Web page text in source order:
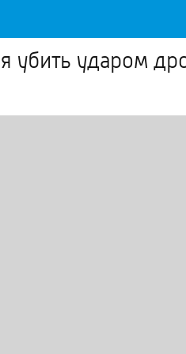
убить ударом